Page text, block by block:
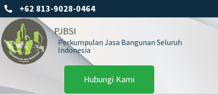
+62 813-9028-0464
PJBSI
Perkumpulan Jasa Bangunan Seluruh
Indonesia
Hubungi Kami